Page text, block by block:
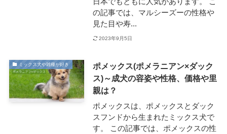
の記事では、マルシーズーの性格や
見た目や寿...
2023年9月5日
ミックス犬や雑種が好き
ポメックス(ポメラニアン×ダック
ス)～成犬の容姿や性格、価格や里
親は？
ポメックスは、ポメックスとダック
スフンドから生まれたミックス犬で
す。 この記事では、ポメックスの性